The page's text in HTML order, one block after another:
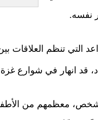
نفسه.
التي تنظم العلاقات
قد انهار في شوارع
خسائر في الأرواح تجاوزت 76 ألف